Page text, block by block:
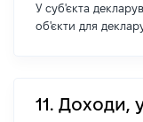
У суб'єкта
об'єкти для
11. Доходи,